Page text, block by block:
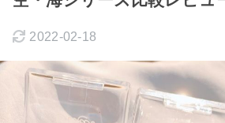
2022-02-18